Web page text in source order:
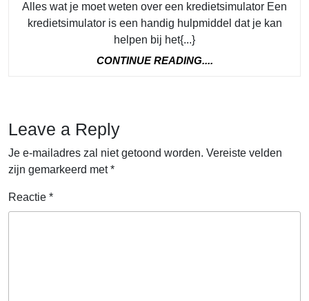
van
Planning
Alles wat je moet weten over een kredietsimulator Een
kredietsimulator is een handig hulpmiddel dat je kan
helpen bij het{...}
CONTINUE READING....
Leave a Reply
Je e-mailadres zal niet getoond worden. Vereiste velden
zijn gemarkeerd met*
Reactie *